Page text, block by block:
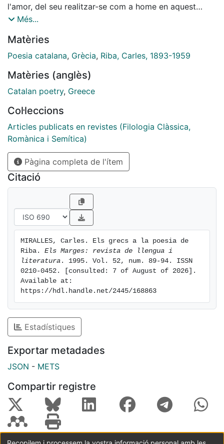
l'amor, del seu realitzar-se com a home en aquest
món, és, dit abruptament, el de la tensió entre la
risc, el vent i la tempesta, on som realment provats. És
un tema que alguns dels sonets de Salvatge cor
relació amb Déu-, que ja es trobava, en termes
amorosos, a les Estances, i al qual recorre tot al llarg
Més...
Matèries
Poesia catalana, Grècia, Riba, Carles, 1893-1959
Matèries (anglès)
Catalan poetry, Greece
Col·leccions
Articles publicats en revistes (Filologia Clàssica,
Romànica i Semítica)
Pàgina completa de l'ítem
Citació
MIRALLES, Carles. Els grecs a la poesia de
Riba. Els Marges: revista de llengua i
literatura . 1995. Vol. 52, num. 89-94. ISSN
0210-0452. [consulted: 7 of August of 2026].
Available at:
https://hdl.handle.net/2445/168863
Estadístiques
Exportar metadades
JSON - METS
Compartir registre